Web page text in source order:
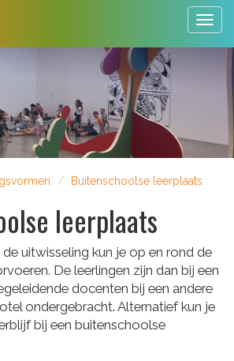
Buitenschoolse leerplaats
leerplaats
uitwisseling kun je op en rond de
De leerlingen zijn dan bij een
docenten bij een andere
ondergebracht. Alternatief kun je
bij een buitenschoolse